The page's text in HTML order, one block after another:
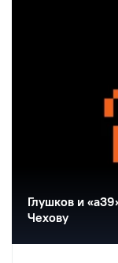
Глушков и
Чехову